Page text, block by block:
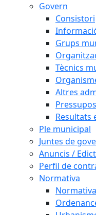
Govern
Consistori
Grups
Tècnics
Altres
Resultats
Ple municipal
Juntes de
Anuncis /
Perfil de
Normativa